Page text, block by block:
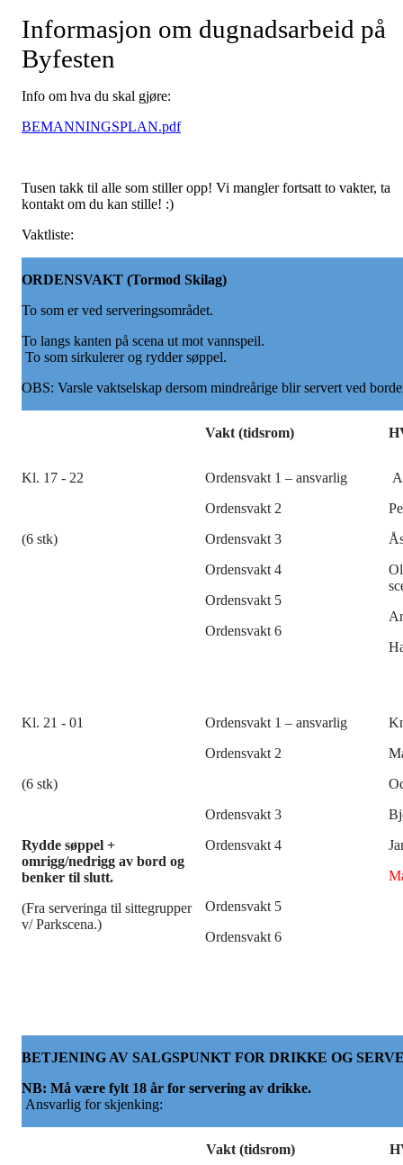
Informasjon om dugnadsarbeid på
Byfesten
Info om hva du skal gjøre:
BEMANNINGSPLAN.pdf
Tusen takk til alle som stiller opp! Vi mangler fortsatt to vakter, ta
kontakt om du kan stille! :)
Vaktliste:
ORDENSVAKT (Tormod Skilag)
To som er ved serveringsområdet.
To langs kanten på scena ut mot vannspeil.
To som sirkulerer og rydder søppel.
OBS: Varsle vaktselskap dersom mindreårige blir servert ved
Vakt (tidsrom)
Kl. 17 - 22
(6 stk)
Ordensvakt 1 – ansvarlig
Ordensvakt 2
Ordensvakt 3
Ordensvakt 4
Ordensvakt 5
Ordensvakt 6
Kl. 21 - 01
(6 stk)
Rydde søppel +
omrigg/nedrigg av bord og
benker til slutt.
(Fra serveringa til sittegrupper
v/ Parkscena.)
Ordensvakt 1 – ansvarlig
Ordensvakt 2
Ordensvakt 3
Ordensvakt 4
Ordensvakt 5
Ordensvakt 6
BETJENING AV SALGSPUNKT FOR DRIKKE OG
NB: Må være fylt 18 år for servering av drikke.
Ansvarlig for skjenking:
Vakt (tidsrom)